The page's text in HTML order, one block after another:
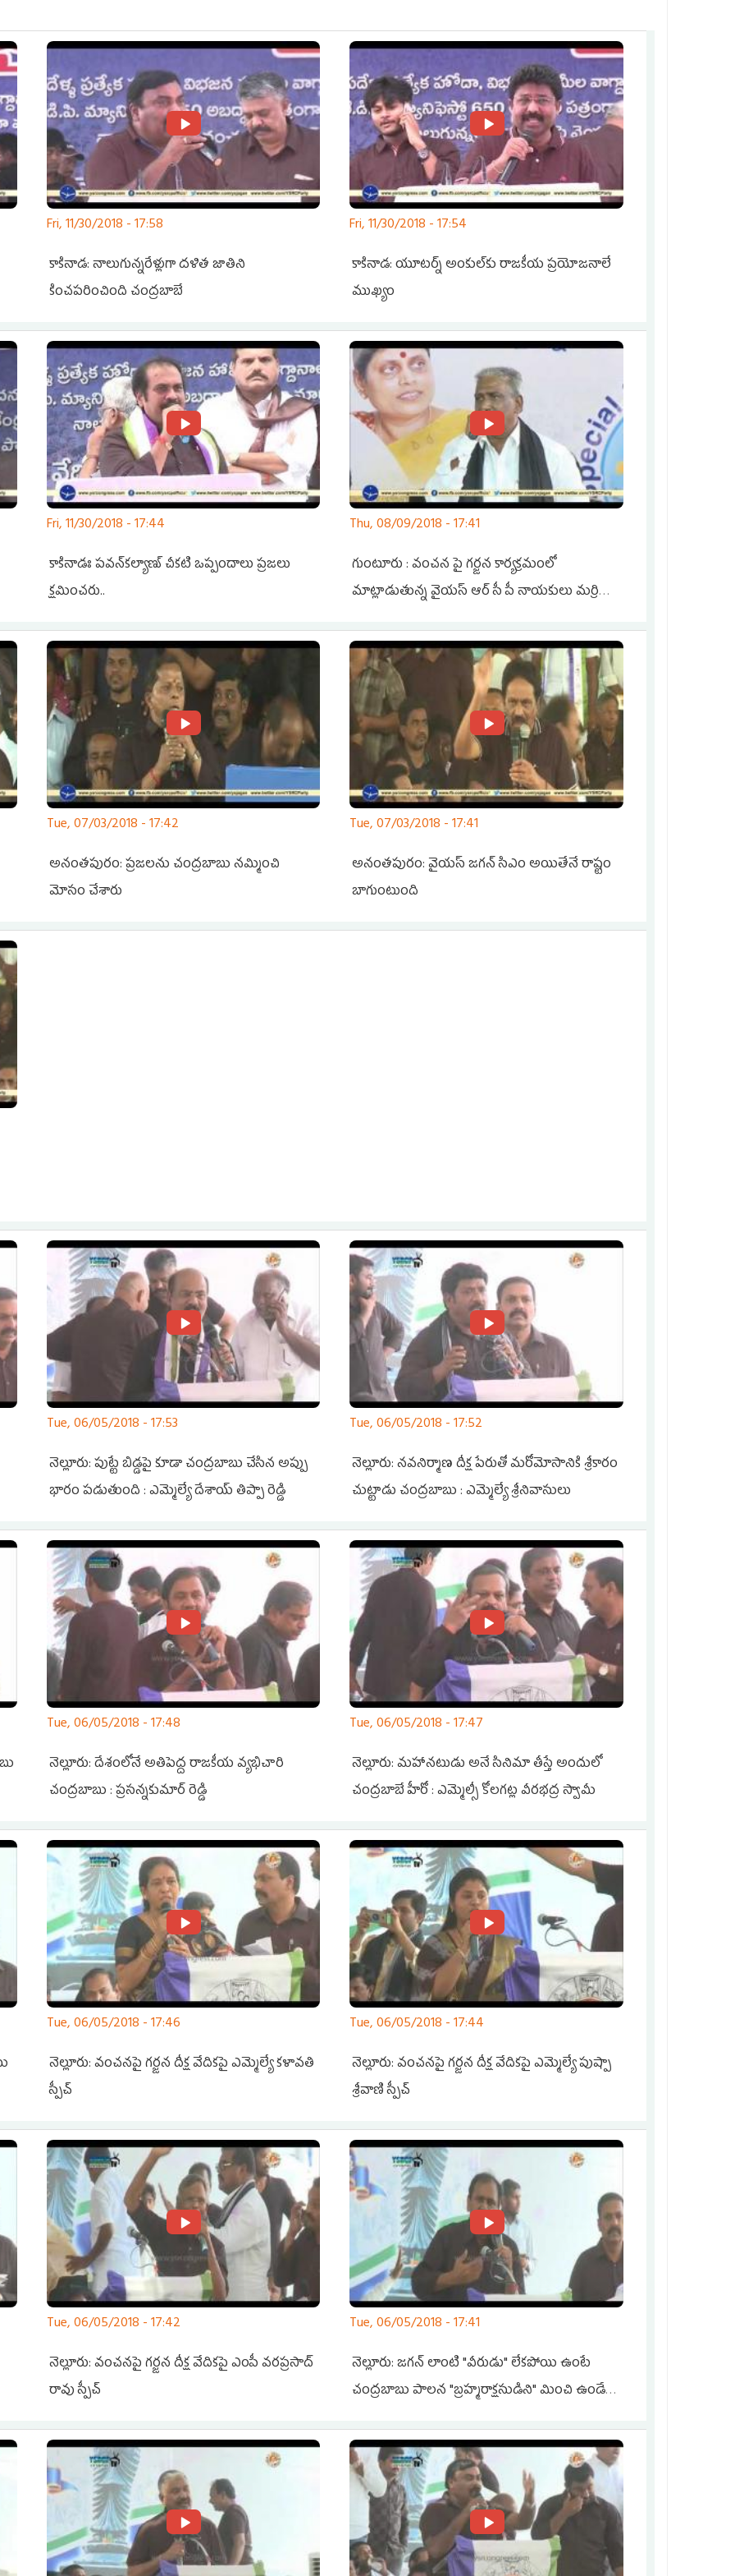
Fri, 11/30/2018 - 17:58
కాకినాడ: నాలుగున్నరేళ్లుగా దళిత జాతిని
కించపరించింది చంద్రబాబే
Fri, 11/30/2018 - 17:54
కాకినాడ: యూటర్న్‌ అంకుల్‌కు రాజకీయ ప్రయోజనాలే
ముఖ్యం
Fri, 11/30/2018 - 17:44
కాకినాడః పవన్‌కల్యాణ్‌ చీకటి ఒప్పందాలు ప్రజలు
క్షమించరు..
Thu, 08/09/2018 - 17:41
గుంటూరు : వంచన పై గర్జన కార్యక్రమంలో
మాట్లాడుతున్న వైయస్ ఆర్ సీ పీ నాయకులు మర్రి
Tue, 07/03/2018 - 17:42
అనంతపురం: ప్రజలను చంద్రబాబు నమ్మించి
మోసం చేశారు
Tue, 07/03/2018 - 17:41
అనంతపురం: వైయస్ జగన్ సిఎం అయితేనే రాష్టం
బాగుంటుంది
Tue, 06/05/2018 - 17:53
నెల్లూరు: పుట్టే బిడ్డపై కూడా చంద్రబాబు చేసిన అప్పు
భారం పడుతుంది : ఎమ్మెల్యే దేశాయ్ తిప్పా రెడ్డి
Tue, 06/05/2018 - 17:52
నెల్లూరు: నవనిర్మాణ దీక్ష పేరుతో మరోమోసానికి శ్రీకారం
చుట్టాడు చంద్రబాబు : ఎమ్మెల్యే శ్రీనివాసులు
Tue, 06/05/2018 - 17:48
నెల్లూరు: దేశంలోనే అతిపెద్ద రాజకీయ వ్యభిచారి
చంద్రబాబు : ప్రసన్నకుమార్ రెడ్డి
Tue, 06/05/2018 - 17:47
నెల్లూరు: మహానటుడు అనే సినిమా తీస్తే అందులో
చంద్రబాబే హీరో : ఎమ్మెల్సీ కోలగట్ల వీరభద్ర స్వామీ
Tue, 06/05/2018 - 17:46
నెల్లూరు: వంచనపై గర్జన దీక్ష వేదికపై ఎమ్మెల్యే కళావతి
స్పీచ్
Tue, 06/05/2018 - 17:44
నెల్లూరు: వంచనపై గర్జన దీక్ష వేదికపై ఎమ్మెల్యే పుష్పా
శ్రీవాణి స్పీచ్
Tue, 06/05/2018 - 17:42
నెల్లూరు: వంచనపై గర్జన దీక్ష వేదికపై ఎంపీ వరప్రసాద్
రావు స్పీచ్
Tue, 06/05/2018 - 17:41
నెల్లూరు: జగన్ లాంటి "వీరుడు" లేకపోయి ఉంటే
చంద్రబాబు పాలన "బ్రహ్మరాక్షసుడిని" మించి ఉండేది